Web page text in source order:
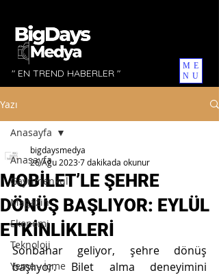
ME
NU
" EN TREND HABERLER "
Yazı
Anasayfa
Gayrimenkul
Magazin
Ekonomi
Teknoloji
Yeme - İçme
Anasayfa
MOBİLET’LE ŞEHRE
DÖNÜŞ BAŞLIYOR: EYLÜL
ETKİNLİKLERİ
bigdaysmedya
26 Ağu 20237 dakikada okunur
Sonbahar geliyor, şehre dönüş
başlıyor. Bilet alma deneyimini